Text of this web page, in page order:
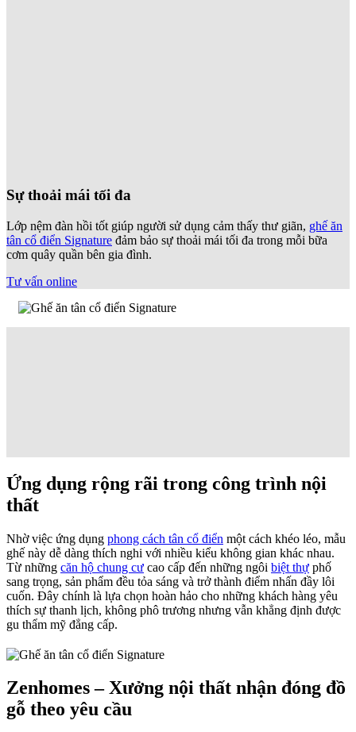
Sự thoải mái tối đa
Lớp nệm đàn hồi tốt giúp người sử dụng cảm thấy thư giãn, ghế ăn
tân cổ điển Signature đảm bảo sự thoải mái tối đa trong mỗi bữa
cơm quây quần bên gia đình.
Tư vấn online
Ứng dụng rộng rãi trong công trình nội
thất
Nhờ việc ứng dụng phong cách tân cổ điển một cách khéo léo, mẫu
ghế này dễ dàng thích nghi với nhiều kiểu không gian khác nhau.
Từ những căn hộ chung cư cao cấp đến những ngôi biệt thự phố
sang trọng, sản phẩm đều tỏa sáng và trở thành điểm nhấn đầy lôi
cuốn. Đây chính là lựa chọn hoàn hảo cho những khách hàng yêu
thích sự thanh lịch, không phô trương nhưng vẫn khẳng định được
gu thẩm mỹ đẳng cấp.
Zenhomes – Xưởng nội thất nhận đóng đồ
gỗ theo yêu cầu